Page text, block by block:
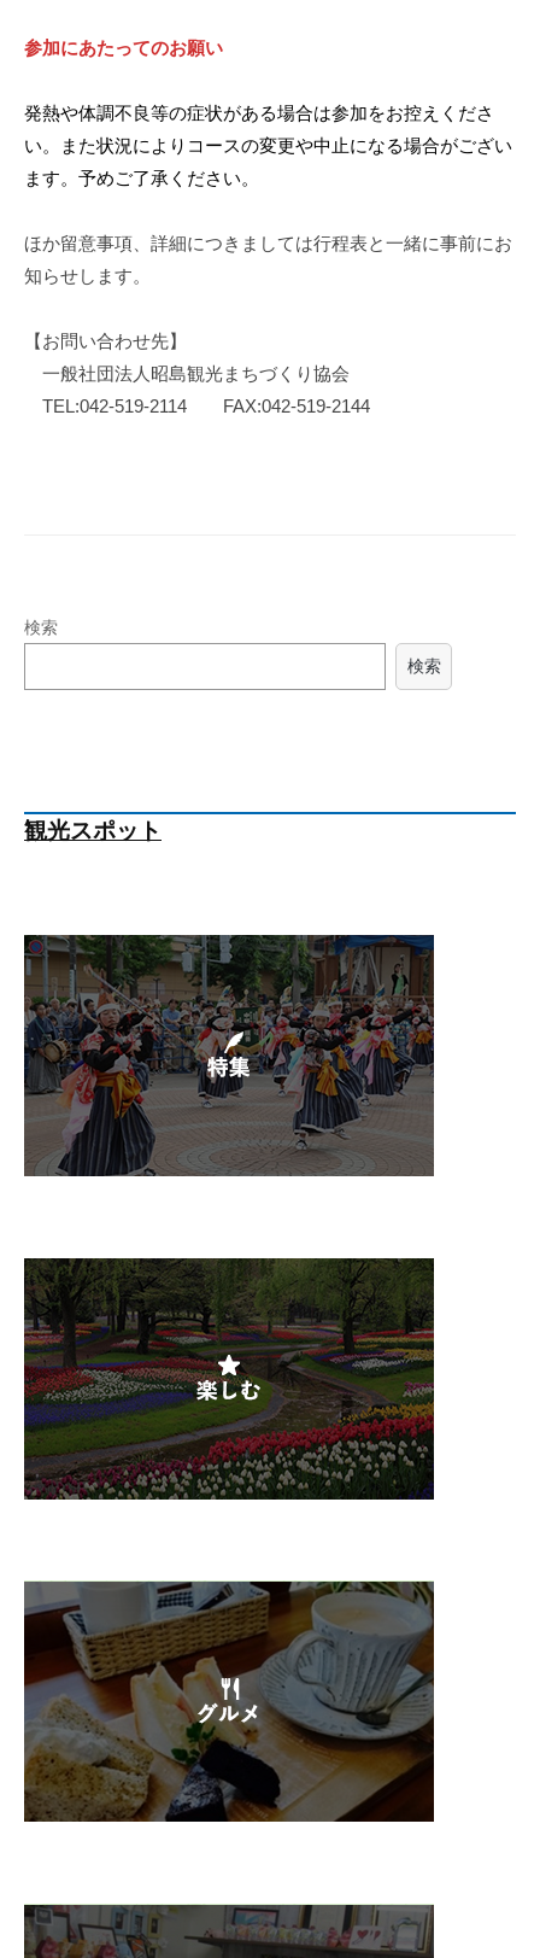
参加にあたってのお願い
発熱や体調不良等の症状がある場合は参加をお控えくださ
い。また状況によりコースの変更や中止になる場合がござい
ます。予めご了承ください。
ほか留意事項、詳細につきましては行程表と一緒に事前にお
知らせします。
【お問い合わせ先】
一般社団法人昭島観光まちづくり協会
TEL:042-519-2114 FAX:042-519-2144
検索
検索
観光スポット